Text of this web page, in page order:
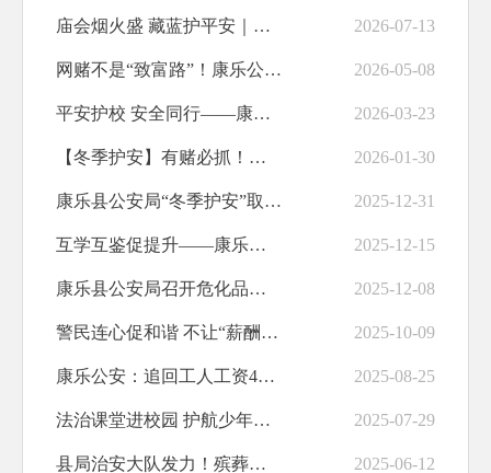
养老服务
食品安全
产品质量
财政资金直达基层
治安管理
便民惠民
规划纲要
职业培训
助企纾困
水利安全生产
交通运输
庙会烟火盛 藏蓝护平安｜康乐公安全力护航庙会安全 2026-07-13
网赌不是“致富路”！康乐公安查处一起网络赌博案 2026-05-08
平安护校 安全同行——康乐公安全力守护校园安全 2026-03-23
【冬季护安】有赌必抓！康乐县公安局查处一起赌博案件 2026-01-30
康乐县公安局“冬季护安”取得系列战果 2025-12-31
互学互鉴促提升——康乐县公安局赴永靖县专题交流护学岗工作 2025-12-15
康乐县公安局召开危化品安全管理培训会 2025-12-08
警民连心促和谐 不让“薪酬”变“心愁”——康乐公安为农民工追回拖欠工资1... 2025-10-09
康乐公安：追回工人工资40余万元 2025-08-25
法治课堂进校园 护航少年成长路 2025-07-29
县局治安大队发力！殡葬领域专项检查全面开展 2025-06-12